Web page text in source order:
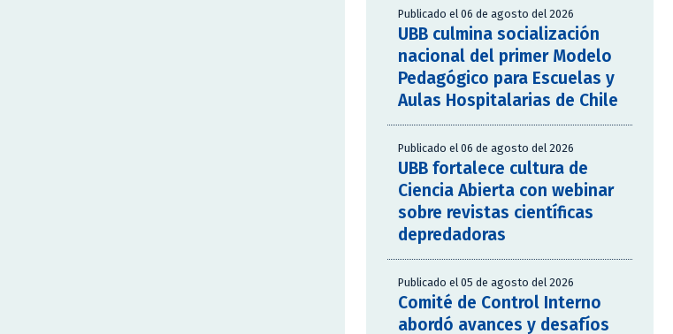
Publicado el 06 de agosto del 2026
UBB culmina socialización
nacional del primer Modelo
Pedagógico para Escuelas y
Aulas Hospitalarias de Chile
Publicado el 06 de agosto del 2026
UBB fortalece cultura de
Ciencia Abierta con webinar
sobre revistas científicas
depredadoras
Publicado el 05 de agosto del 2026
Comité de Control Interno
abordó avances y desafíos